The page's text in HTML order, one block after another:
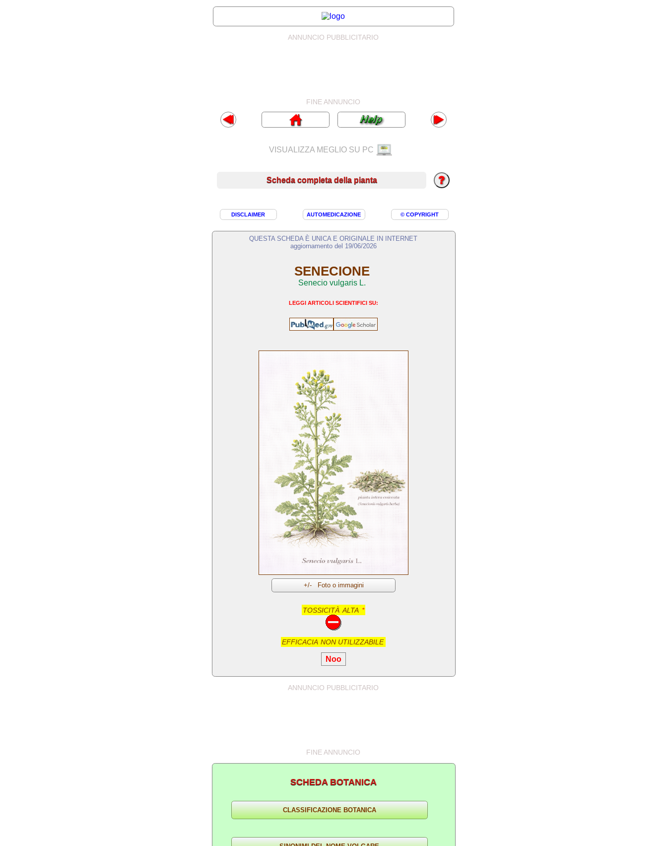
ANNUNCIO PUBBLICITARIO
FINE ANNUNCIO
VISUALIZZA MEGLIO SU PC
Scheda completa della pianta
DISCLAIMER AUTOMEDICAZIONE © COPYRIGHT
QUESTA SCHEDA È UNICA E ORIGINALE IN INTERNET
aggiornamento del 19/06/2026
SENECIONE
Senecio vulgaris L.
LEGGI ARTICOLI SCIENTIFICI SU:
TOSSICITÀ ALTA *
EFFICACIA NON UTILIZZABILE
Noo
ANNUNCIO PUBBLICITARIO
FINE ANNUNCIO
SCHEDA BOTANICA